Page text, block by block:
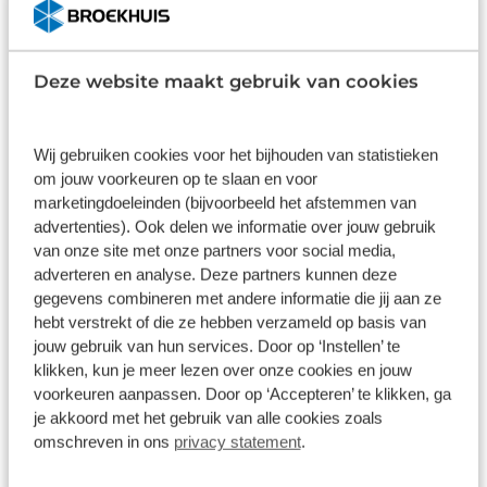
Deze website maakt gebruik van cookies
Wij gebruiken cookies voor het bijhouden van statistieken
om jouw voorkeuren op te slaan en voor
marketingdoeleinden (bijvoorbeeld het afstemmen van
advertenties). Ook delen we informatie over jouw gebruik
van onze site met onze partners voor social media,
adverteren en analyse. Deze partners kunnen deze
gegevens combineren met andere informatie die jij aan ze
hebt verstrekt of die ze hebben verzameld op basis van
jouw gebruik van hun services. Door op ‘Instellen’ te
klikken, kun je meer lezen over onze cookies en jouw
voorkeuren aanpassen. Door op ‘Accepteren’ te klikken, ga
je akkoord met het gebruik van alle cookies zoals
omschreven in ons privacy statement.
Prijs is inclusief BTW en BPM.
Op voorraad
Bekijk details
Opel Mokka X
1.4 Turbo 4x4 Innovation | Trekhaak | Schuifdak | Leder | Camera
| LED | Stoel+Stuurverwarming |
137.910 km Automaat 2017 Benzine
€ 13.200
Prijs is inclusief BTW en BPM.
Op voorraad
Bekijk details
1/32